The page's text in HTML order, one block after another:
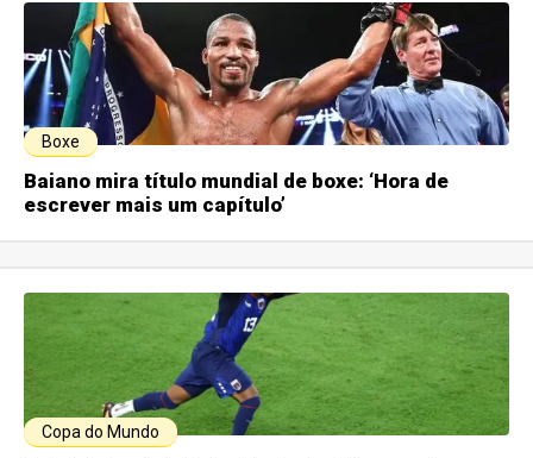
Boxe
Baiano mira título mundial de boxe: ‘Hora de
escrever mais um capítulo’
Copa do Mundo